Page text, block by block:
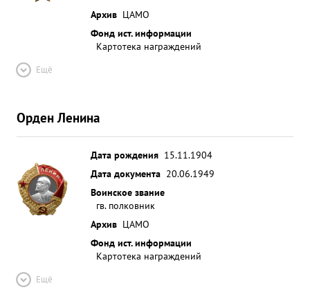
Архив ЦАМО
Фонд ист. информации
Картотека награждений
Ещё
Орден Ленина
Дата рождения 15.11.1904
Дата документа 20.06.1949
Воинское звание
гв. полковник
Архив ЦАМО
Фонд ист. информации
Картотека награждений
Ещё